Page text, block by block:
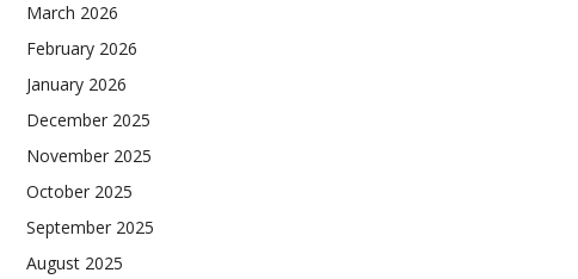
March 2026
February 2026
January 2026
December 2025
November 2025
October 2025
September 2025
August 2025